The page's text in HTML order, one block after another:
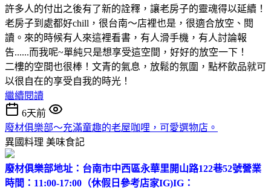
許多人的付出之後有了新的詮釋，讓老房子的靈魂得以延續！
老房子到處都好chill，很台南～店裡也是，很適合放空、閱
讀。來的時候有人來這裡看書，有人滑手機，有人討論報
告......而我呢~單純只是想享受這空間，好好的放空一下！
二樓的空間也很棒！文青的氣息，放鬆的氛圍，點杯飲品就可
以很自在的享受自我的時光！
繼續閱讀
6天前
廢材俱樂部～充滿童趣的老屋咖哩，可愛選物店。
異國料理 美味食記
廢材俱樂部地址：台南市中西區永華里開山路122巷52號營業
時間：11:00-17:00（休假日參考店家IG)IG：